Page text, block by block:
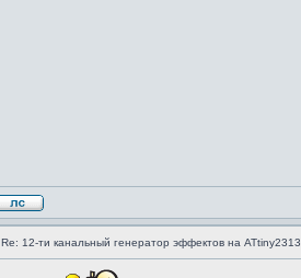
Re: 12-ти канальный генератор эффектов на ATtiny2313.